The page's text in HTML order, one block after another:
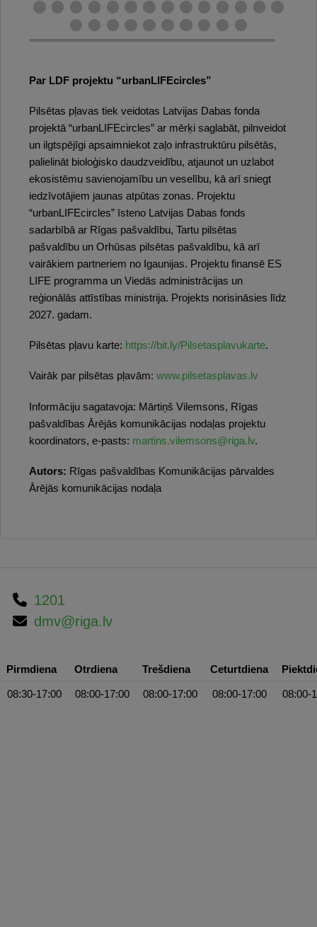
Par LDF projektu “urbanLIFEcircles”
Pilsētas pļavas tiek veidotas Latvijas Dabas fonda
projektā “urbanLIFEcircles” ar mērķi saglabāt, pilnveidot
un ilgtspējīgi apsaimniekot zaļo infrastruktūru pilsētās,
palielināt bioloģisko daudzveidību, atjaunot un uzlabot
ekosistēmu savienojamību un veselību, kā arī sniegt
iedzīvotājiem jaunas atpūtas zonas. Projektu
“urbanLIFEcircles” īsteno Latvijas Dabas fonds
sadarbībā ar Rīgas pašvaldību, Tartu pilsētas
pašvaldību un Orhūsas pilsētas pašvaldību, kā arī
vairākiem partneriem no Igaunijas. Projektu finansē ES
LIFE programma un Viedās administrācijas un
reģionālās attīstības ministrija. Projekts norisināsies līdz
2027. gadam.
Pilsētas pļavu karte: https://bit.ly/Pilsetasplavukarte.
Vairāk par pilsētas pļavām: www.pilsetasplavas.lv
Informāciju sagatavoja: Mārtiņš Vilemsons, Rīgas
pašvaldības Ārējās komunikācijas nodaļas projektu
koordinators, e-pasts: martins.vilemsons@riga.lv.
Autors: Rīgas pašvaldības Komunikācijas pārvaldes
Ārējās komunikācijas nodaļa
1201
dmv@riga.lv
Pirmdiena Otrdiena Trešdiena Ceturtdiena
08:30-17:00 08:00-17:00 08:00-17:00 08:00-17:00 08:00-